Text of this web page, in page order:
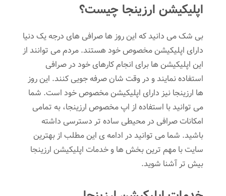
اپلیکیشن ارزینجا چیست؟
بی شک می دانید که این روز ها صرافی های درجه یک دنیا
دارای اپلیکیشن مخصوص خود هستند. مردم می توانند از
این اپلیکیشن ها برای انجام کارهای خود در صرافی
استفاده نمایند و در وقت شان صرفه جویی کنند. این روز
ها ارزینجا نیز دارای اپلیکیشن مخصوص خود است. شما
می توانید با استفاده از اپ مخصوص ارزینجا، به تمامی
امکانات صرافی در محیطی ساده تر دسترسی داشته
باشید. شما می توانید در ادامه ی این مطلب از بهترین
سایت با مهم ترین بخش ها و خدمات اپلیکیشن ارزینجا
بیش تر آشنا شوید.